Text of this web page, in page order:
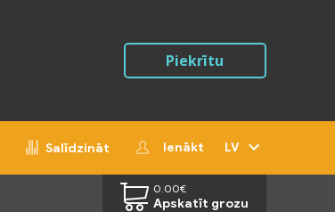
Piekrītu
Salīdzināt Ienākt LV
0.00€
Apskatīt grozu